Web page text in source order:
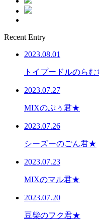
Recent Entry
2023.08.01
トイプードルのら
2023.07.27
MIXのぷぅ君★
2023.07.26
シーズーのごん君★
2023.07.23
MIXのマル君★
2023.07.20
豆柴のフク君★